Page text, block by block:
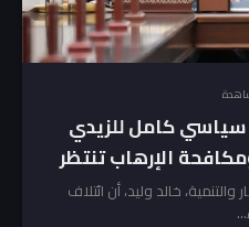
سياسي كامل للزيدي
الإرهاب تنتظر
خالد وليد، أن ائتلاف